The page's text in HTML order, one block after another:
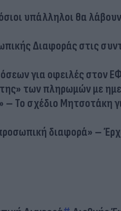
υπάλληλοι θα
Διαφοράς στις
για οφειλές στον
των πληρωμών με
Το σχέδιο Μητσοτάκη
διαφορά» –